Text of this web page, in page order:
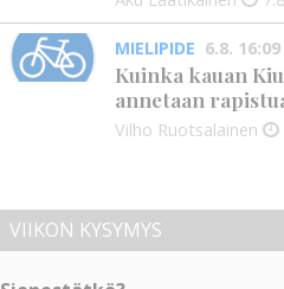
MIELIPIDE 6.8. 16:09
Kuinka kauan
annetaan
Vilho Ruotsalainen
VIIKON KYSYMYS